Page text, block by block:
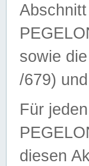
sowie
/679)
Für
diesen